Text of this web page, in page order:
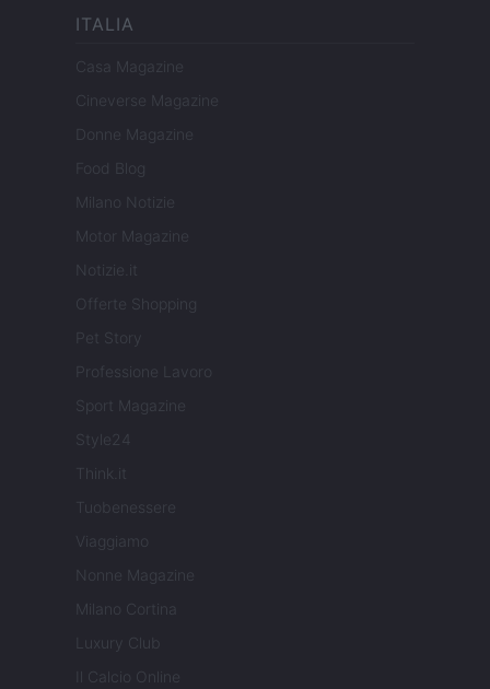
ITALIA
Casa Magazine
Cineverse Magazine
Donne Magazine
Food Blog
Milano Notizie
Motor Magazine
Notizie.it
Offerte Shopping
Pet Story
Professione Lavoro
Sport Magazine
Style24
Think.it
Tuobenessere
Viaggiamo
Nonne Magazine
Milano Cortina
Luxury Club
Il Calcio Online